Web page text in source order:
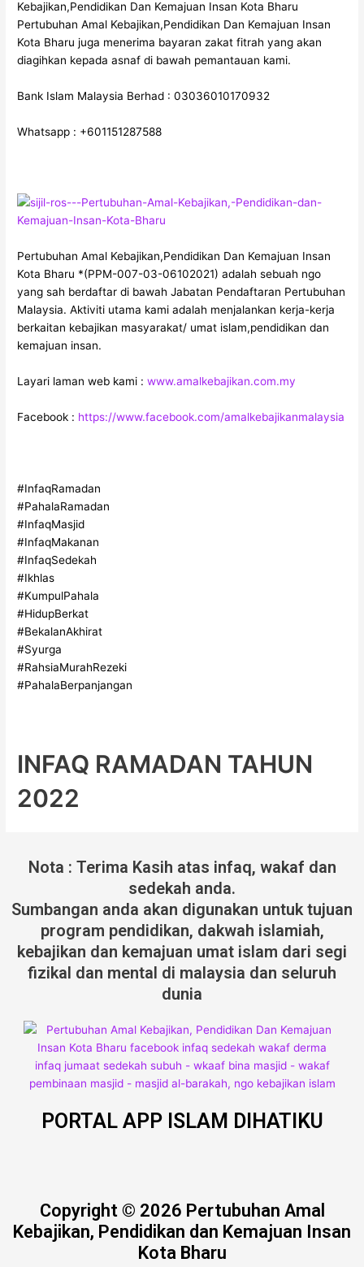
Kebajikan,Pendidikan Dan Kemajuan Insan Kota Bharu
Pertubuhan Amal Kebajikan,Pendidikan Dan Kemajuan Insan
Kota Bharu juga menerima bayaran zakat fitrah yang akan
diagihkan kepada asnaf di bawah pemantauan kami.
Bank Islam Malaysia Berhad : 03036010170932
Whatsapp : +601151287588
Pertubuhan Amal Kebajikan,Pendidikan Dan Kemajuan Insan
Kota Bharu *(PPM-007-03-06102021) adalah sebuah ngo
yang sah berdaftar di bawah Jabatan Pendaftaran Pertubuhan
Malaysia. Aktiviti utama kami adalah menjalankan kerja-kerja
berkaitan kebajikan masyarakat/ umat islam,pendidikan dan
kemajuan insan.
Layari laman web kami :www.amalkebajikan.com.my
Facebook : https://www.facebook.com/amalkebajikanmalaysia
#InfaqRamadan
#PahalaRamadan
#InfaqMasjid
#InfaqMakanan
#InfaqSedekah
#Ikhlas
#KumpulPahala
#HidupBerkat
#BekalanAkhirat
#Syurga
#RahsiaMurahRezeki
#PahalaBerpanjangan
INFAQ RAMADAN TAHUN
2022
Nota : Terima Kasih atas infaq, wakaf dan
sedekah anda.
Sumbangan anda akan digunakan untuk tujuan
program pendidikan, dakwah islamiah,
kebajikan dan kemajuan umat islam dari segi
fizikal dan mental di malaysia dan seluruh
dunia
PORTAL APP ISLAM DIHATIKU
Copyright © 2026 Pertubuhan Amal
Kebajikan, Pendidikan dan Kemajuan Insan
Kota Bharu